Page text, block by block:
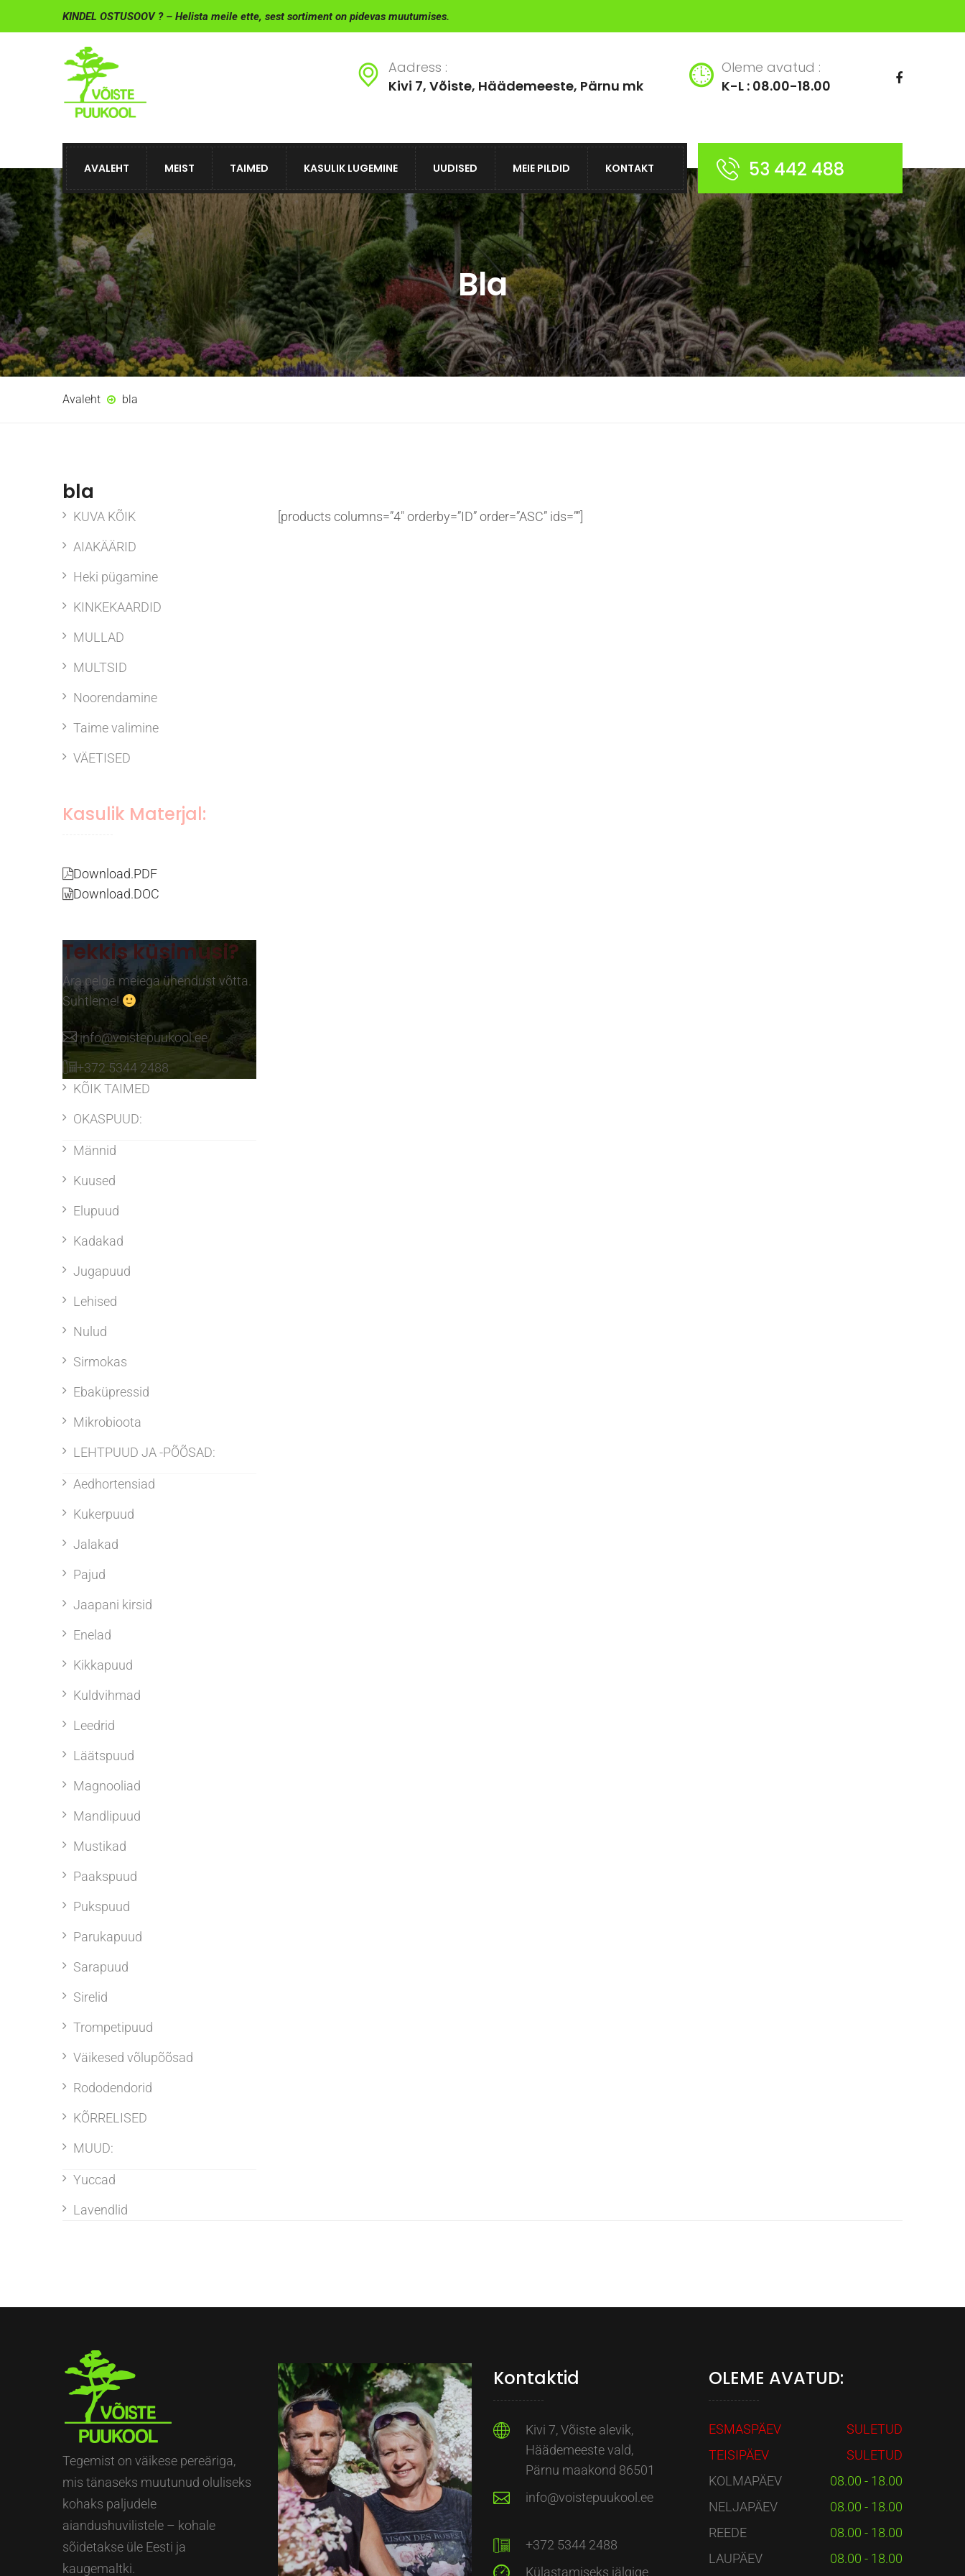
KINDEL OSTUSOOV ? – Helista meile ette, sest sortiment on pidevas muutumises.
Aadress :
Kivi 7, Võiste, Häädemeeste, Pärnu mk
Oleme avatud :
K-L : 08.00-18.00
AVALEHT MEIST TAIMED KASULIK LUGEMINE UUDISED MEIE PILDID KONTAKT 53 442 488
Bla
Avaleht bla
bla
KUVA KÕIK
AIAKÄÄRID
Heki pügamine
KINKEKAARDID
MULLAD
MULTSID
Noorendamine
Taime valimine
VÄETISED
Kasulik Materjal:
Download.PDF
Download.DOC
Tekkis küsimusi?
Ära pelga meiega ühendust võtta.
Suhtleme!
info@voistepuukool.ee
+372 5344 2488
[products columns=”4″ orderby=”ID” order=”ASC” ids=””]
KÕIK TAIMED
OKASPUUD:
Männid
Kuused
Elupuud
Kadakad
Jugapuud
Lehised
Nulud
Sirmokas
Ebaküpressid
Mikrobioota
LEHTPUUD JA -PÕÕSAD:
Aedhortensiad
Kukerpuud
Jalakad
Pajud
Jaapani kirsid
Enelad
Kikkapuud
Kuldvihmad
Leedrid
Läätspuud
Magnooliad
Mandlipuud
Mustikad
Paakspuud
Pukspuud
Parukapuud
Sarapuud
Sirelid
Trompetipuud
Väikesed võlupõõsad
Rododendorid
KÕRRELISED
MUUD:
Yuccad
Lavendlid
Tegemist on väikese pereäriga,
mis tänaseks muutunud oluliseks
kohaks paljudele
aiandushuvilistele – kohale
sõidetakse üle Eesti ja
kaugemaltki.
Kontaktid
Kivi 7, Võiste alevik,
Häädemeeste vald,
Pärnu maakond 86501
info@voistepuukool.ee
+372 5344 2488
Külastamiseks jälgige
OLEME AVATUD:
ESMASPÄEV
SULETUD
TEISIPÄEV
SULETUD
KOLMAPÄEV
08.00 - 18.00
NELJAPÄEV
08.00 - 18.00
REEDE
08.00 - 18.00
LAUPÄEV
08.00 - 18.00